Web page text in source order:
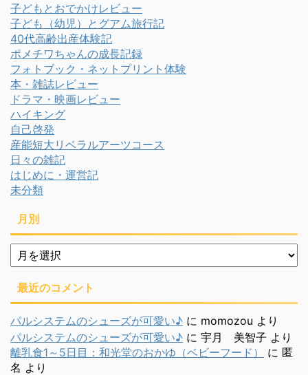
子どもとおでかけレビュー
子ども（幼児）とグアム旅行記
40代高齢出産体験記
ポメチワちゃんの成長記録
フォトブック・ネットプリント体験
本・雑誌レビュー
ドラマ・映画レビュー
ハイキング
自己啓発
産能短大リベラルアーツコース
日々の雑記
はじめに・運営記
未分類
月別
月
別
最近のコメント
パルシステムのシューズが可愛い♪ に momozou より
パルシステムのシューズが可愛い♪ に 宇月 美智子 より
離乳食1～5日目：和光堂のおかゆ（ベビーフード）
に 匿
名 より